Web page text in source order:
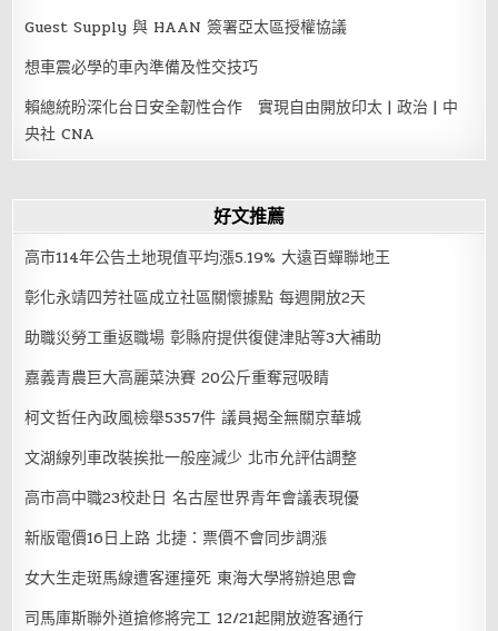
Guest Supply 與 HAAN 簽署亞太區授權協議
想車震必學的車內準備及性交技巧
賴總統盼深化台日安全韌性合作 實現自由開放印太 | 政治 | 中
央社 CNA
好文推薦
高市114年公告土地現值平均漲5.19% 大遠百蟬聯地王
彰化永靖四芳社區成立社區關懷據點 每週開放2天
助職災勞工重返職場 彰縣府提供復健津貼等3大補助
嘉義青農巨大高麗菜決賽 20公斤重奪冠吸睛
柯文哲任內政風檢舉5357件 議員揭全無關京華城
文湖線列車改裝挨批一般座減少 北市允評估調整
高市高中職23校赴日 名古屋世界青年會議表現優
新版電價16日上路 北捷：票價不會同步調漲
女大生走斑馬線遭客運撞死 東海大學將辦追思會
司馬庫斯聯外道搶修將完工 12/21起開放遊客通行